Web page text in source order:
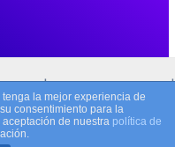
| Built byCsesena|
Astra
la mejor experiencia de
consentimiento para la
de nuestra política de